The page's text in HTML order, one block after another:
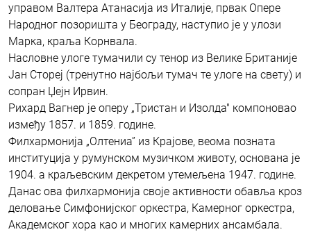
управом Валтера Атанасија из Италије, првак Опере
Народног позоришта у Београду, наступио је у улози
Марка, краља Корнвала.
Насловне улоге тумачили су тенор из Велике Британије
Јан Стореј (тренутно најбољи тумач те улоге на свету) и
сопран Џејн Ирвин.
Рихард Вагнер је оперу „Тристан и Изолда" компоновао
између 1857. и 1859. године.
Филхармонија „Олтениа” из Крајове, веома позната
институција у румунском музичком животу, основана је
1904. а краљевским декретом утемељена 1947. године.
Данас ова филхармонија своје активности обавља кроз
деловање Симфонијског оркестра, Камерног оркестра,
Академског хора као и многих камерних ансамбала.